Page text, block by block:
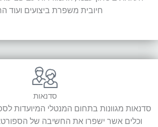
חיובית משפרת ביצועים ועוד
סדנאות
סדנאות מגוונות בתחום המנטלי המיועדות
וכלים אשר ישפרו את החשיבה של